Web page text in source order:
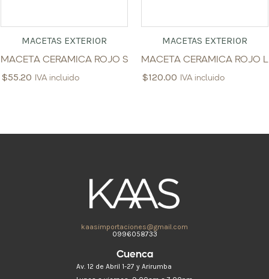
MACETAS EXTERIOR
MACETA CERAMICA ROJO S
$55.20 IVA incluido
MACETAS EXTERIOR
MACETA CERAMICA ROJO L
$120.00 IVA incluido
kaasimportaciones@gmail.com
0996058733
Cuenca
Av. 12 de Abril 1-27 y Arirumba